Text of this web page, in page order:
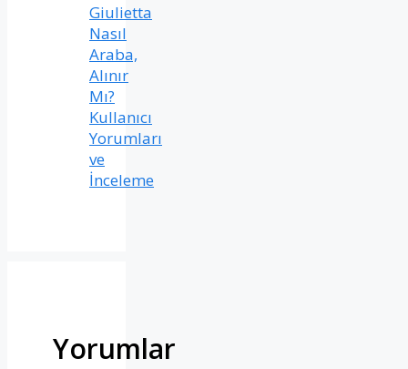
Giulietta
Nasıl
Araba,
Alınır
Mı?
Kullanıcı
Yorumları
ve
İnceleme
Yorumlar